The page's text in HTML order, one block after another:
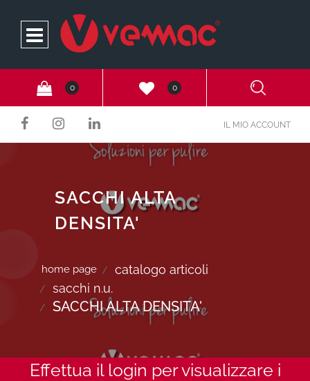
Open
0 0
IL MIO ACCOUNT
SACCHI ALTA
DENSITA'
home page
catalogo articoli
sacchi n.u.
SACCHI ALTA DENSITA'
Effettua il login per visualizzare i